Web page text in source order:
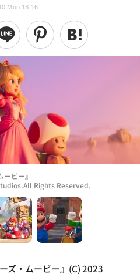
Mon 18:16
Rights Reserved.
ビー』
ズ・ムービー』(C) 2023